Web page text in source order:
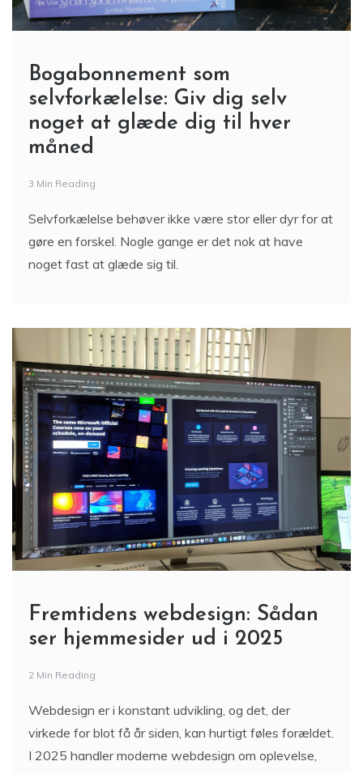
Bogabonnement som
selvforkælelse: Giv dig selv
noget at glæde dig til hver
måned
3 Min Reading
Selvforkælelse behøver ikke være stor eller dyr for at
gøre en forskel. Nogle gange er det nok at have
noget fast at glæde sig til.
Fremtidens webdesign: Sådan
ser hjemmesider ud i 2025
2 Min Reading
Webdesign er i konstant udvikling, og det, der
virkede for blot få år siden, kan hurtigt føles forældet.
I 2025 handler moderne webdesign om oplevelse,